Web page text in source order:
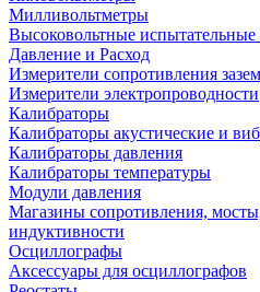
Милливольтметры
Высоковольтные испытательные
Давление и Расход
Измерители сопротивления
Измерители электропроводности
Калибраторы
Калибраторы акустические и
Калибраторы давления
Калибраторы температуры
Модули давления
Магазины сопротивления,
индуктивности
Осциллографы
Аксессуары для осциллографов